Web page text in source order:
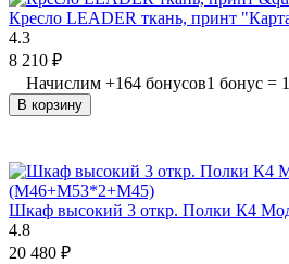
Кресло LEADER ткань, принт
4.3
8 210 ₽
Начислим +164 бонусов1 бонус =
В корзину
Шкаф высокий 3 откр. Полки К4
4.8
20 480 ₽